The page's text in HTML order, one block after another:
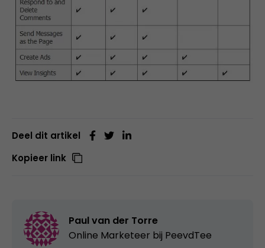
Deel dit artikel
Kopieer link
Paul van der Torre
Online Marketeer bij PeevdTee